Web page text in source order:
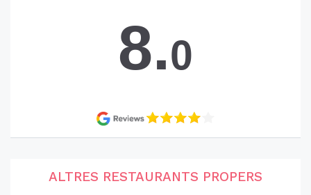
8.0
ALTRES RESTAURANTS PROPERS